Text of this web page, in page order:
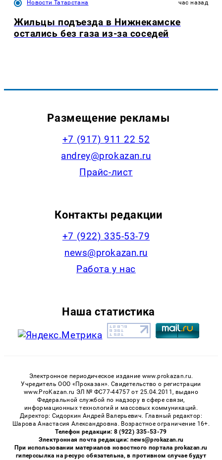
Новости Татарстана час назад
Жильцы подъезда в Нижнекамске
остались без газа из-за соседей
Размещение рекламы
+7 (917) 911 22 52
andrey@prokazan.ru
Прайс-лист
Контакты редакции
+7 (922) 335-53-79
news@prokazan.ru
Работа у нас
Наша статистика
Электронное периодическое издание www.prokazan.ru.
Учредитель ООО «Проказан». Cвидетельство о регистрации
www.ProKazan.ru ЭЛ № ФС77-44757 от 25.04.2011, выдано
Федеральной службой по надзору в сфере связи,
информационных технологий и массовых коммуникаций.
Директор: Сидоркин Андрей Валерьевич. Главный редактор:
Шарова Анастасия Александровна. Возрастное ограничение 16+.
Телефон редакции: 8 (922) 335-53-79
Электронная почта редакции: news@prokazan.ru
При использовании материалов новостного портала prokazan.ru
гиперссылка на ресурс обязательна, в противном случае будут